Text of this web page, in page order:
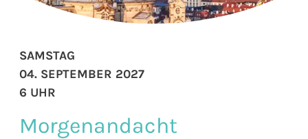
Morgenandacht
SAMSTAG
04. SEPTEMBER 2027
6 UHR